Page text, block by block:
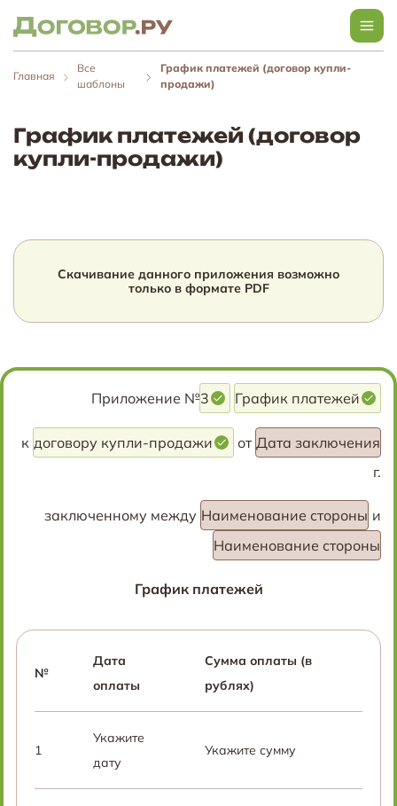
Главная
Все
шаблоны
График платежей (договор купли-
продажи)
График платежей (договор
купли-продажи)
Скачивание данного приложения возможно
только в формате PDF
Приложение №3 График платежей
к договору купли-продажи от Дата заключения
г.
заключенному между Наименование стороны и
Наименование стороны
График платежей
№
Дата
оплаты
Сумма оплаты (в
рублях)
1
Укажите
дату
Укажите сумму